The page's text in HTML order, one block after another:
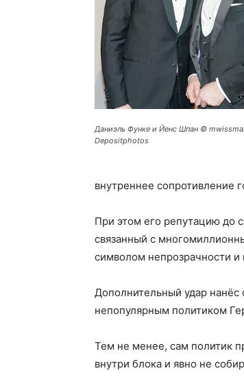
Даниэль Функе и Йенс Шпан ©
Depositphotos
внутреннее сопротивление
При этом его репутацию до
связанный с
символом непрозрачности и
Дополнительный удар нанёс
непопулярным политиком
Тем не менее, сам политик
внутри блока и явно не